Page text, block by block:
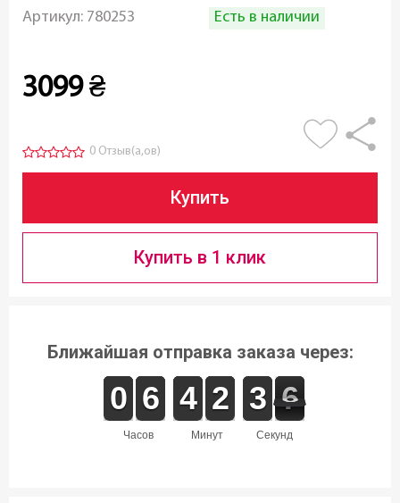
Артикул: 780253 Есть в наличии
3099 ₴
0 Отзыв(а,ов)
Купить
Купить в 1 клик
Ближайшая отправка заказа через:
часов
9
9
0
0 5
5
6
6
минут
3
3
4
4 1
1
2
2
секунд
4
3
3 7
6
6